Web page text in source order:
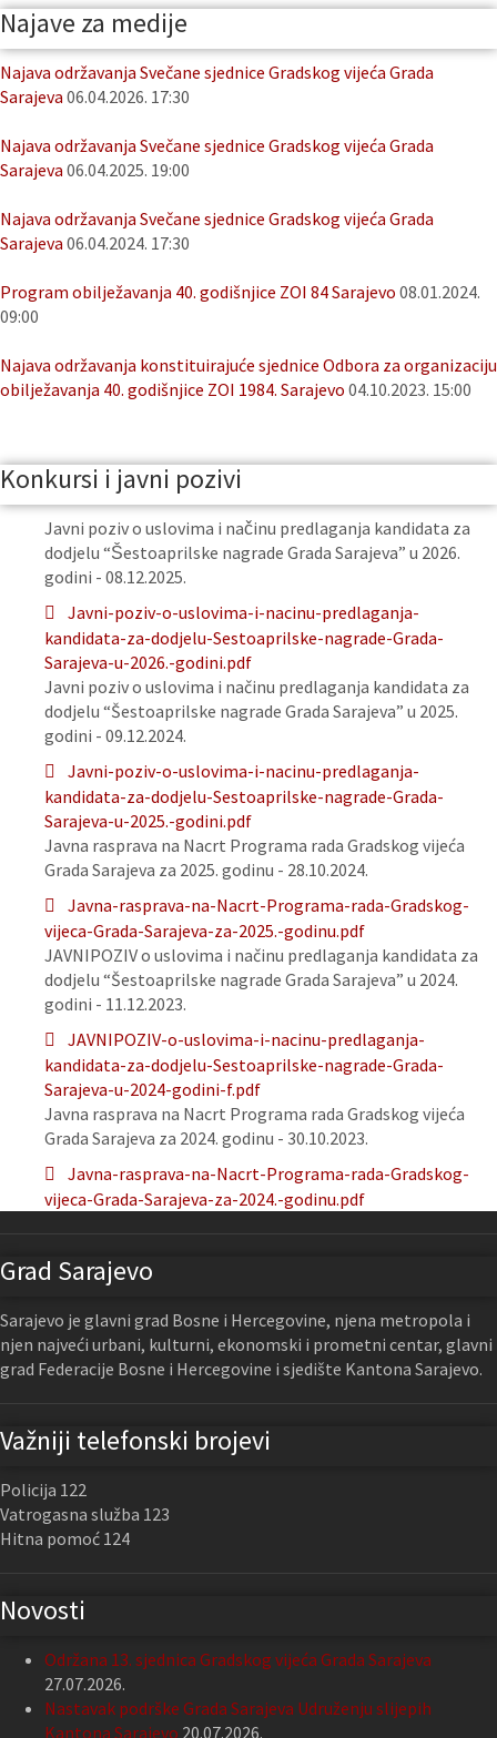
Najave za medije
Najava održavanja Svečane sjednice Gradskog vijeća Grada
Sarajeva 06.04.2026. 17:30
Najava održavanja Svečane sjednice Gradskog vijeća Grada
Sarajeva 06.04.2025. 19:00
Najava održavanja Svečane sjednice Gradskog vijeća Grada
Sarajeva 06.04.2024. 17:30
Program obilježavanja 40. godišnjice ZOI 84 Sarajevo 08.01.2024.
09:00
Najava održavanja konstituirajuće sjednice Odbora za organizaciju
obilježavanja 40. godišnjice ZOI 1984. Sarajevo 04.10.2023. 15:00
Konkursi i javni pozivi
Javni poziv o uslovima i načinu predlaganja kandidata za
dodjelu “Šestoaprilske nagrade Grada Sarajeva” u 2026.
godini - 08.12.2025.
Javni-poziv-o-uslovima-i-nacinu-predlaganja-
kandidata-za-dodjelu-Sestoaprilske-nagrade-Grada-
Sarajeva-u-2026.-godini.pdf
Javni poziv o uslovima i načinu predlaganja kandidata za
dodjelu “Šestoaprilske nagrade Grada Sarajeva” u 2025.
godini - 09.12.2024.
Javni-poziv-o-uslovima-i-nacinu-predlaganja-
kandidata-za-dodjelu-Sestoaprilske-nagrade-Grada-
Sarajeva-u-2025.-godini.pdf
Javna rasprava na Nacrt Programa rada Gradskog vijeća
Grada Sarajeva za 2025. godinu - 28.10.2024.
Javna-rasprava-na-Nacrt-Programa-rada-Gradskog-
vijeca-Grada-Sarajeva-za-2025.-godinu.pdf
JAVNIPOZIV o uslovima i načinu predlaganja kandidata za
dodjelu “Šestoaprilske nagrade Grada Sarajeva” u 2024.
godini - 11.12.2023.
JAVNIPOZIV-o-uslovima-i-nacinu-predlaganja-
kandidata-za-dodjelu-Sestoaprilske-nagrade-Grada-
Sarajeva-u-2024-godini-f.pdf
Javna rasprava na Nacrt Programa rada Gradskog vijeća
Grada Sarajeva za 2024. godinu - 30.10.2023.
Javna-rasprava-na-Nacrt-Programa-rada-Gradskog-
vijeca-Grada-Sarajeva-za-2024.-godinu.pdf
Grad Sarajevo
Sarajevo je glavni grad Bosne i Hercegovine, njena metropola i
njen najveći urbani, kulturni, ekonomski i prometni centar, glavni
grad Federacije Bosne i Hercegovine i sjedište Kantona Sarajevo.
Važniji telefonski brojevi
Policija 122
Vatrogasna služba 123
Hitna pomoć 124
Novosti
Održana 13. sjednica Gradskog vijeća Grada Sarajeva
27.07.2026.
Nastavak podrške Grada Sarajeva Udruženju slijepih
Kantona Sarajevo 20.07.2026.